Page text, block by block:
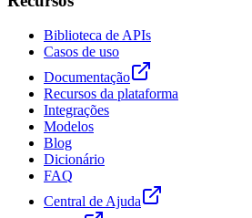
Biblioteca de APIs
Casos de uso
Documentação
Recursos da plataforma
Integrações
Modelos
Blog
Dicionário
FAQ
Central de Ajuda